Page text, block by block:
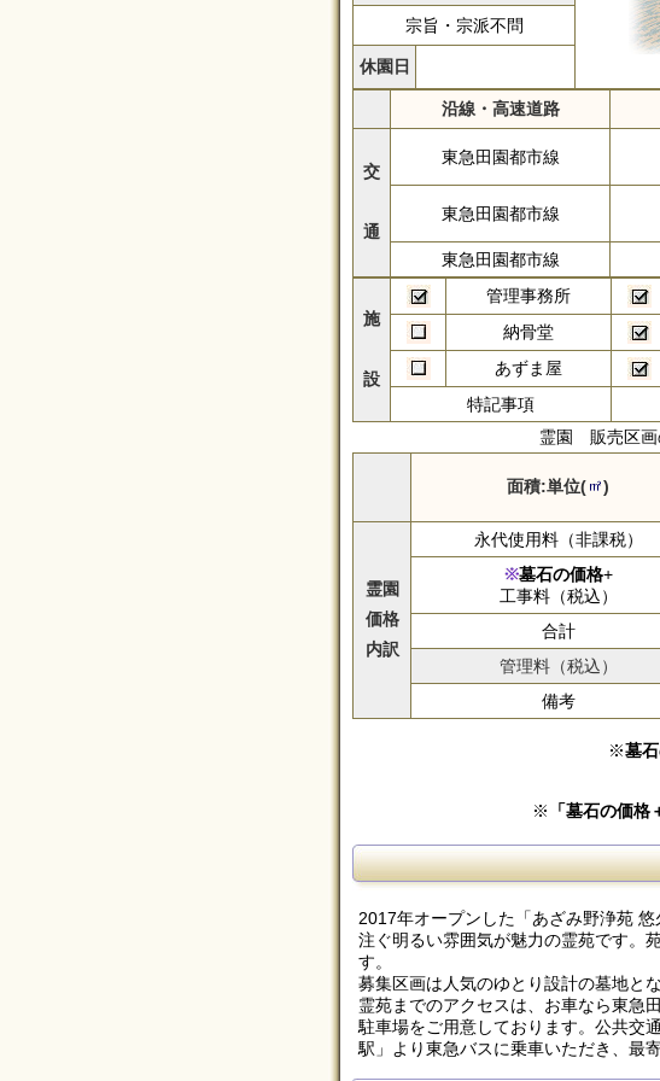
宗旨・宗派不問
休園日
沿線・高速道路
交
通
東急田園都市線
東急田園都市線
東急田園都市線
施
設
管理事務所
納骨堂
あずま屋
特記事項
霊園 販売区画
面積:単位( )
霊園
価格
内訳
永代使用料（非課税）
墓石の価格+
工事料（税込）
合計
管理料（税込）
備考
※墓
※
「墓石の価
2017年オープンした「あざみ野浄苑
注ぐ明るい雰囲気が魅力の霊苑です。
す。
募集区画は人気のゆとり設計の墓地と
霊苑までのアクセスは、お車なら東急
駐車場をご用意しております。公共交
駅」より東急バスに乗車いただき、最